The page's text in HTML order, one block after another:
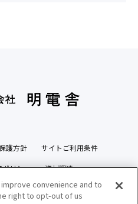
護方針 サイトご利用条件
ポリシー 資材調達
ナーズサイトconvenience and to
right to opt-out of us